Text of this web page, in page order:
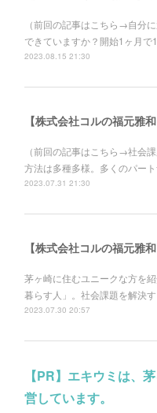
（前回の記事はこちら→自分
できていますか？開始1ヶ月で
2023.08.15 21:30
（前回の記事はこちら→社会
方法は多種多様。多くのパー
2023.07.31 21:30
茅ヶ崎に住むユニークな方を
暮らす人」。社会課題を解決
2023.07.30 20:57
【PR】エキウミは、
営しています。